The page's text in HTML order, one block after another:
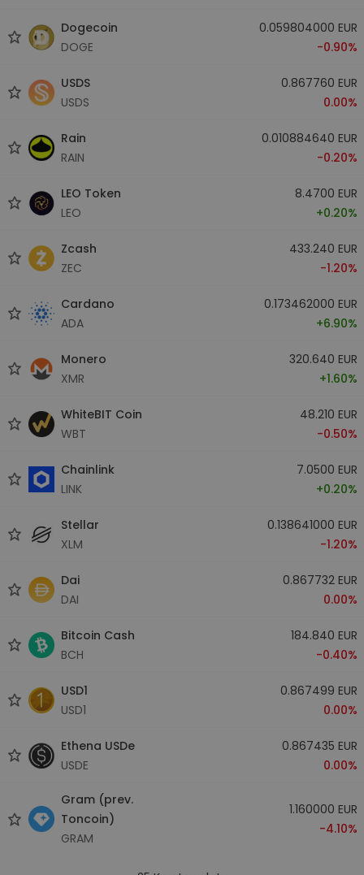
Dogecoin
DOGE
0.059804000 EUR
-0.90%
USDS
USDS
0.867760 EUR
0.00%
Rain
RAIN
0.010884640 EUR
-0.20%
LEO Token
LEO
8.4700 EUR
+0.20%
Zcash
ZEC
433.240 EUR
-1.20%
Cardano
ADA
0.173462000 EUR
+6.90%
Monero
XMR
320.640 EUR
+1.60%
WhiteBIT Coin
WBT
48.210 EUR
-0.50%
Chainlink
LINK
7.0500 EUR
+0.20%
Stellar
XLM
0.138641000 EUR
-1.20%
Dai
DAI
0.867732 EUR
0.00%
Bitcoin Cash
BCH
184.840 EUR
-0.40%
USD1
USD1
0.867499 EUR
0.00%
Ethena USDe
USDE
0.867435 EUR
0.00%
Gram (prev.
Toncoin)
GRAM
1.160000 EUR
-4.10%